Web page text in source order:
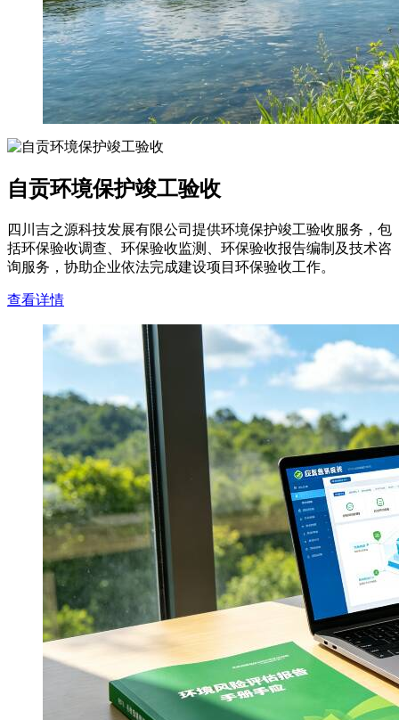
自贡环境保护竣工验收
四川吉之源科技发展有限公司提供环境保护竣工验收服务，包
括环保验收调查、环保验收监测、环保验收报告编制及技术咨
询服务，协助企业依法完成建设项目环保验收工作。
查看详情